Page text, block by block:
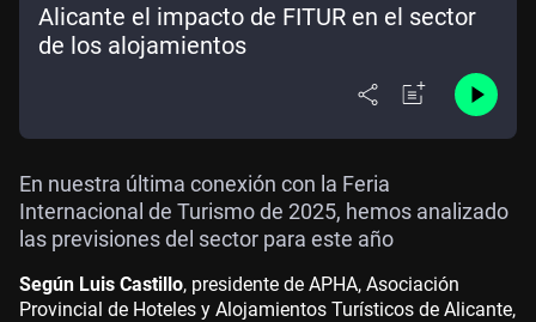
Alicante el impacto de FITUR en el sector
de los alojamientos
En nuestra última conexión con la Feria
Internacional de Turismo de 2025, hemos analizado
las previsiones del sector para este año
Según Luis Castillo, presidente de APHA, Asociación
Provincial de Hoteles y Alojamientos Turísticos de Alicante,